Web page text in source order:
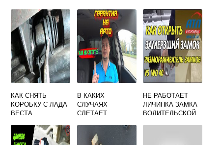
КАК СНЯТЬ
КОРОБКУ С ЛАДА
ВЕСТА
В КАКИХ
СЛУЧАЯХ
СЛЕТАЕТ
ЛАДА ВЕСТА
НЕ РАБОТАЕТ
ЛИЧИНКА ЗАМКА
ВОДИТЕЛЬСКОЙ